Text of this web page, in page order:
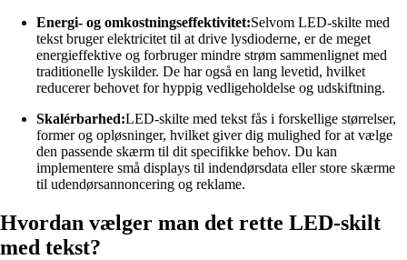
Energi- og omkostningseffektivitet:Selvom LED-skilte med
tekst bruger elektricitet til at drive lysdioderne, er de meget
energieffektive og forbruger mindre strøm sammenlignet med
traditionelle lyskilder. De har også en lang levetid, hvilket
reducerer behovet for hyppig vedligeholdelse og udskiftning.
Skalérbarhed:LED-skilte med tekst fås i forskellige størrelser,
former og opløsninger, hvilket giver dig mulighed for at vælge
den passende skærm til dit specifikke behov. Du kan
implementere små displays til indendørsdata eller store skærme
til udendørsannoncering og reklame.
Hvordan vælger man det rette LED-skilt
med tekst?